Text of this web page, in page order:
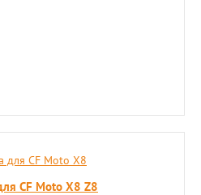
CF Moto X8 Z8